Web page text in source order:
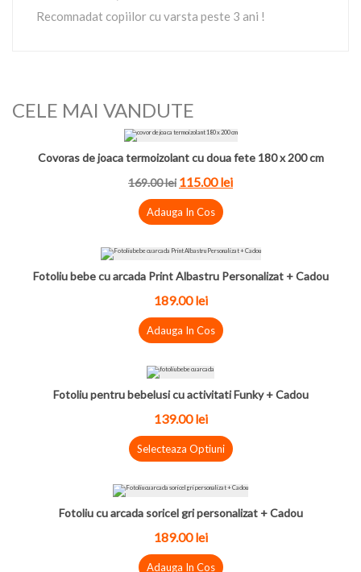
Recomnadat copiilor cu varsta peste 3 ani !
CELE MAI VANDUTE
Covoras de joaca termoizolant cu doua fete 180 x 200 cm
169.00 lei 115.00 lei
Adauga In Cos
Fotoliu bebe cu arcada Print Albastru Personalizat + Cadou
189.00 lei
Adauga In Cos
Fotoliu pentru bebelusi cu activitati Funky + Cadou
139.00 lei
Selecteaza Optiuni
Fotoliu cu arcada soricel gri personalizat + Cadou
189.00 lei
Adauga In Cos